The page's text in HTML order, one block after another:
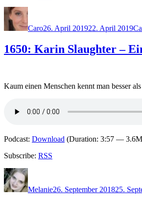
Autor
Caro26. April 201922. April 2019
1650: Karin Slaughter –
Kaum einen Menschen kennt man besser
Podcast: Download (Duration: 3:57 —
Subscribe: RSS
Autor
Melanie26. September 201825.